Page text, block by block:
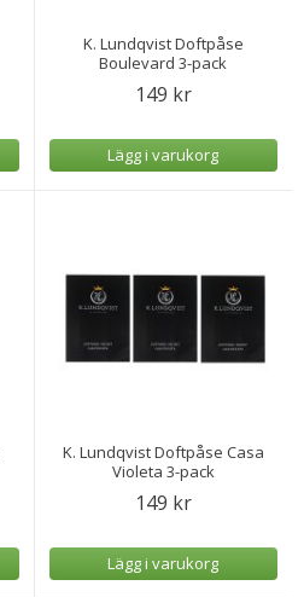
K. Lundqvist Doftpåse
Boulevard 3-pack
149 kr
Lägg i varukorg
K. Lundqvist Doftpåse Casa
Violeta 3-pack
149 kr
Lägg i varukorg